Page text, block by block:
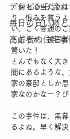
テレビから流
毎日の買い物
高齢者の住宅事
「何も心当たり
り、恨みを買う
い、ごく普通のご
ところが、被害
驚いた！
とんでもなく大
閣にあるような
家の豪邸としか
家なのかなー？び
この事件は、黒
るよね。早く解決